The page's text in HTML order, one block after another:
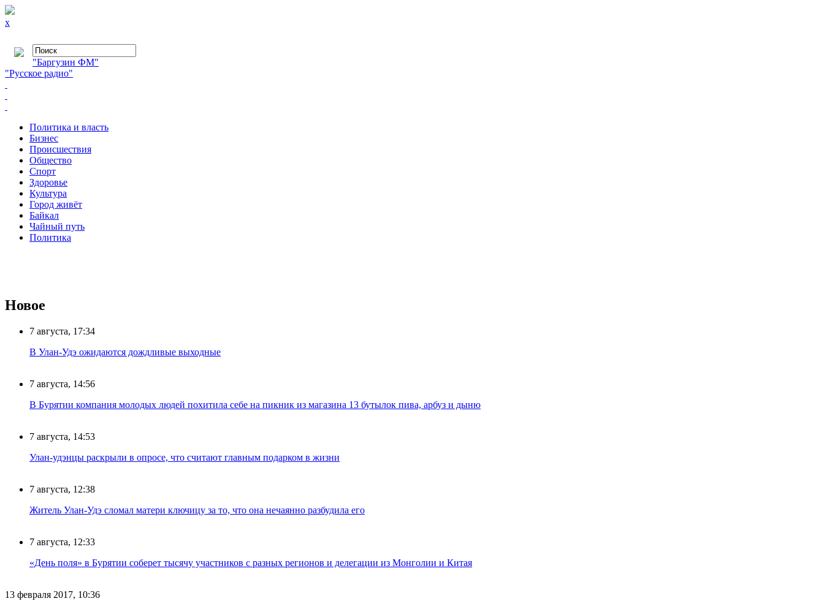
x
"Баргузин ФМ"
"Русское радио"
Политика и власть
Бизнес
Происшествия
Общество
Cпорт
Здоровье
Культура
Город живёт
Байкал
Чайный путь
Политика
Новое
7 августа, 17:34
В Улан-Удэ ожидаются дождливые выходные
7 августа, 14:56
В Бурятии компания молодых людей похитила себе на пикник из магазина 13 бутылок пива, арбуз и дыню
7 августа, 14:53
Улан-удэнцы раскрыли в опросе, что считают главным подарком в жизни
7 августа, 12:38
Житель Улан-Удэ сломал матери ключицу за то, что она нечаянно разбудила его
7 августа, 12:33
«День поля» в Бурятии соберет тысячу участников с разных регионов и делегации из Монголии и Китая
13 февраля 2017, 10:36